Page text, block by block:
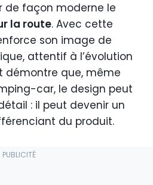
de façon moderne le
la route. Avec cette
son image de
attentif à l’évolution
démontre que, même
car, le design peut
: il peut devenir un
du produit.